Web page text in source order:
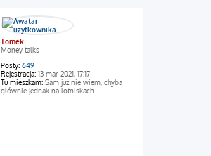
Tomek
Money talks
Posty: 649
Rejestracja: 13 mar 2021, 17:17
Tu mieszkam: Sam już nie wiem, chyba
głównie jednak na lotniskach